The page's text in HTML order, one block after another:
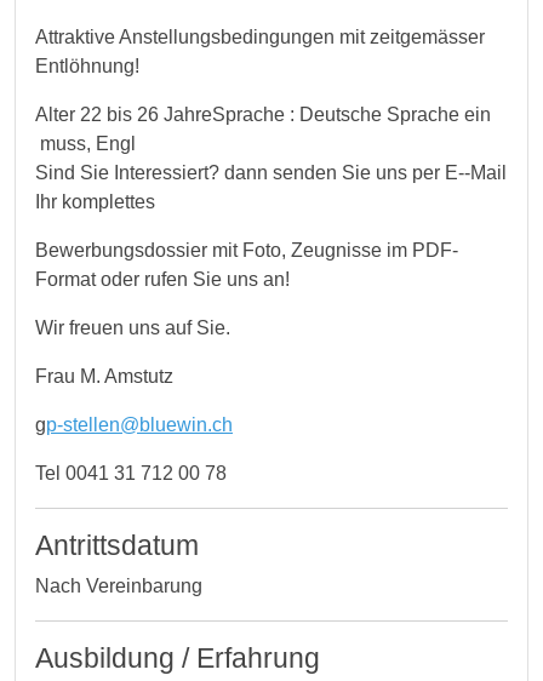
Attraktive Anstellungsbedingungen mit zeitgemässer
Entlöhnung!
Alter 22 bis 26 JahreSprache : Deutsche Sprache ein
muss, Engl
Sind Sie Interessiert? dann senden Sie uns per E--Mail
Ihr komplettes
Bewerbungsdossier mit Foto, Zeugnisse im PDF-
Format oder rufen Sie uns an!
Wir freuen uns auf Sie.
Frau M. Amstutz
gp-stellen@bluewin.ch
Tel 0041 31 712 00 78
Antrittsdatum
Nach Vereinbarung
Ausbildung / Erfahrung